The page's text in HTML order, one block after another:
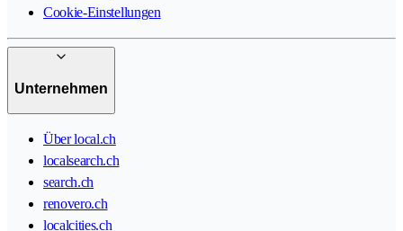
Cookie-Einstellungen
Unternehmen
Über local.ch
localsearch.ch
search.ch
renovero.ch
localcities.ch